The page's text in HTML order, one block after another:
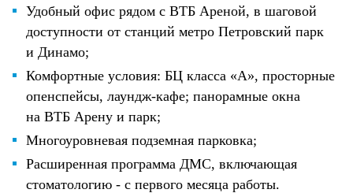
Удобный офис рядом с ВТБ Ареной, в шаговой
доступности от станций метро Петровский парк
и Динамо;
Комфортные условия: БЦ класса «А», просторные
опенспейсы, лаундж-кафе; панорамные окна
на ВТБ Арену и парк;
Многоуровневая подземная парковка;
Расширенная программа ДМС, включающая
стоматологию - с первого месяца работы.